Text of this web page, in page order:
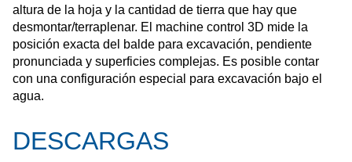
altura de la hoja y la cantidad de tierra que hay que
desmontar/terraplenar. El machine control 3D mide la
posición exacta del balde para excavación, pendiente
pronunciada y superficies complejas. Es posible contar
con una configuración especial para excavación bajo el
agua.
DESCARGAS